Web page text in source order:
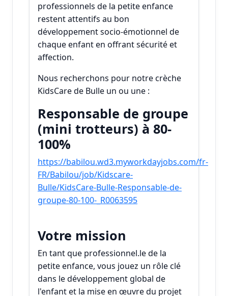
professionnels de la petite enfance
restent attentifs au bon
développement socio-émotionnel de
chaque enfant en offrant sécurité et
affection.
Nous recherchons pour notre crèche
KidsCare de Bulle un ou une :
Responsable de groupe
(mini trotteurs) à 80-
100%
https://babilou.wd3.myworkdayjobs.com/fr-
FR/Babilou/job/Kidscare-
Bulle/KidsCare-Bulle-Responsable-de-
groupe-80-100-_R0063595
Votre mission
En tant que professionnel.le de la
petite enfance, vous jouez un rôle clé
dans le développement global de
l'enfant et la mise en œuvre du projet